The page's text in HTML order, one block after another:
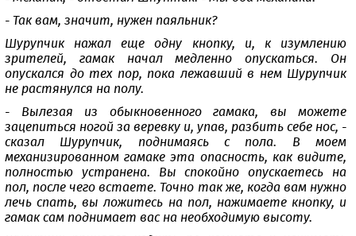
- Так вам, значит, нужен паяльник?
Шурупчик нажал еще одну кнопку, и, к изумлению
зрителей, гамак начал медленно опускаться. Он
опускался до тех пор, пока лежавший в нем Шурупчик
не растянулся на полу.
- Вылезая из обыкновенного гамака, вы можете
зацепиться ногой за веревку и, упав, разбить себе нос, -
сказал Шурупчик, поднимаясь с пола. В моем
механизированном гамаке эта опасность, как видите,
полностью устранена. Вы спокойно опускаетесь на
пол, после чего встаете. Точно так же, когда вам нужно
лечь спать, вы ложитесь на пол, нажимаете кнопку, и
гамак сам поднимает вас на необходимую высоту.